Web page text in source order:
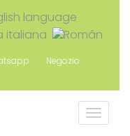
Negozio